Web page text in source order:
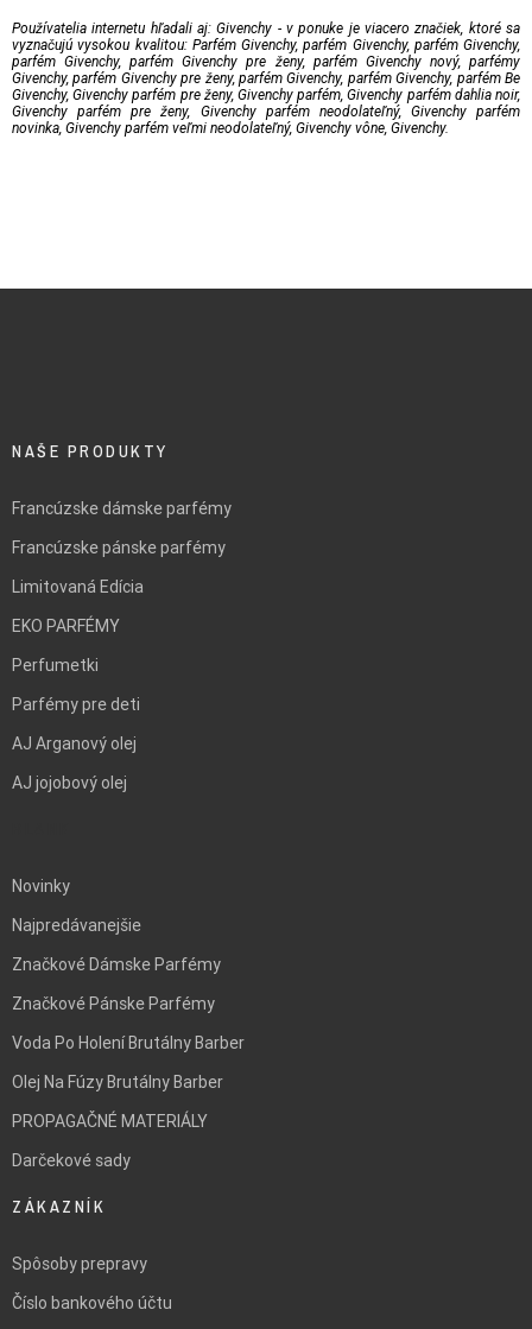
Používatelia internetu hľadali aj: Givenchy - v ponuke je viacero značiek, ktoré sa
vyznačujú vysokou kvalitou: Parfém Givenchy, parfém Givenchy, parfém Givenchy,
parfém Givenchy, parfém Givenchy pre ženy, parfém Givenchy nový, parfémy
Givenchy, parfém Givenchy pre ženy, parfém Givenchy, parfém Givenchy, parfém Be
Givenchy, Givenchy parfém pre ženy, Givenchy parfém, Givenchy parfém dahlia noir,
Givenchy parfém pre ženy, Givenchy parfém neodolateľný, Givenchy parfém
novinka, Givenchy parfém veľmi neodolateľný, Givenchy vône, Givenchy.
NAŠE PRODUKTY
Francúzske dámske parfémy
Francúzske pánske parfémy
Limitovaná Edícia
EKO PARFÉMY
Perfumetki
Parfémy pre deti
AJ Arganový olej
AJ jojobový olej
Novinky
Najpredávanejšie
Značkové Dámske Parfémy
Značkové Pánske Parfémy
Voda Po Holení Brutálny Barber
Olej Na Fúzy Brutálny Barber
PROPAGAČNÉ MATERIÁLY
Darčekové sady
ZÁKAZNÍK
Spôsoby prepravy
Číslo bankového účtu